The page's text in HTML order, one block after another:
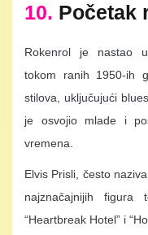
10. Početak
Rokenrol je nastao
tokom ranih 1950-ih
stilova, uključujući
je osvojio mlade i
vremena.
Elvis Prisli, često
najznačajnijih
“Heartbreak Hotel” i